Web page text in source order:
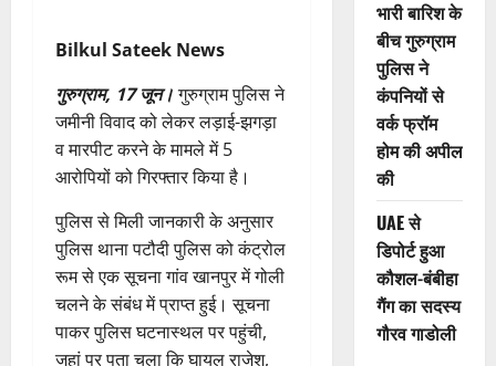
Bilkul Sateek News
गुरुग्राम, 17 जून। गुरुग्राम पुलिस ने
जमीनी विवाद को लेकर लड़ाई-झगड़ा
व मारपीट करने के मामले में 5
आरोपियों को गिरफ्तार किया है।
पुलिस से मिली जानकारी के अनुसार
पुलिस थाना पटौदी पुलिस को कंट्रोल
रूम से एक सूचना गांव खानपुर में गोली
चलने के संबंध में प्राप्त हुई। सूचना
पाकर पुलिस घटनास्थल पर पहुंची,
जहां पर पता चला कि घायल राजेश,
भारी बारिश के
बीच गुरुग्राम
पुलिस ने
कंपनियों से
वर्क फ्रॉम
होम की अपील
की
UAE से
डिपोर्ट हुआ
कौशल-बंबीहा
गैंग का सदस्य
गौरव गाडोली